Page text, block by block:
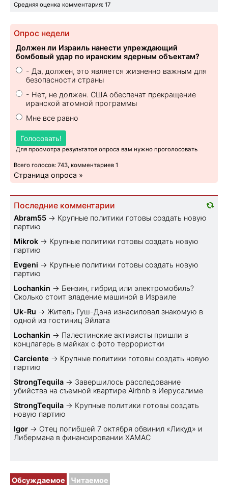
Средняя оценка комментария: 17
Опрос недели
Должен ли Израиль нанести упреждающий
бомбовый удар по иранским ядерным объектам?
- Да, должен, это является жизненно важным для
безопасности страны
- Нет, не должен. США обеспечат прекращение
иранской атомной программы
Мне все равно
Голосовать!
Для просмотра результатов опроса вам нужно проголосовать
Всего голосов: 743, комментариев 1
Страница опроса »
Последние комментарии
Abram55 → Крупные политики готовы создать новую
партию
Mikrok → Крупные политики готовы создать новую
партию
Evgeni → Крупные политики готовы создать новую
партию
Lochankin → Бензин, гибрид или электромобиль?
Cколько стоит владение машиной в Израиле
Uk-Ru → Житель Гуш-Дана изнасиловал знакомую в
одной из гостиниц Эйлата
Lochankin → Палестинские активисты пришли в
концлагерь в майках с фото террористки
Carciente → Крупные политики готовы создать новую
партию
StrongTequila → Завершилось расследование
убийства на съемной квартире Airbnb в Иерусалиме
StrongTequila → Крупные политики готовы создать
новую партию
Igor → Отец погибшей 7 октября обвинил «Ликуд» и
Либермана в финансировании ХАМАС
Обсуждаемое Читаемое